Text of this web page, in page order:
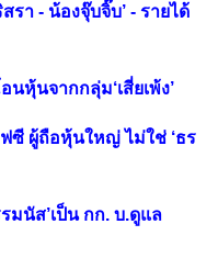
รา - น้องจุ๊บจิ๊บ’ - รายได้
นหุ้นจากกลุ่ม‘เสี่ยเพ้ง’
ซี ผู้ถือหุ้นใหญ่ ไม่ใช่ ‘ธร
มนัส’เป็น กก. บ.ดูแล